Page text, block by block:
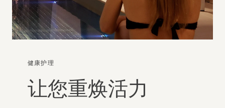
健康护理
让您重焕活力